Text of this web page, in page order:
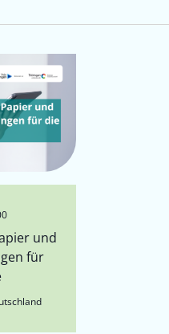
und
für